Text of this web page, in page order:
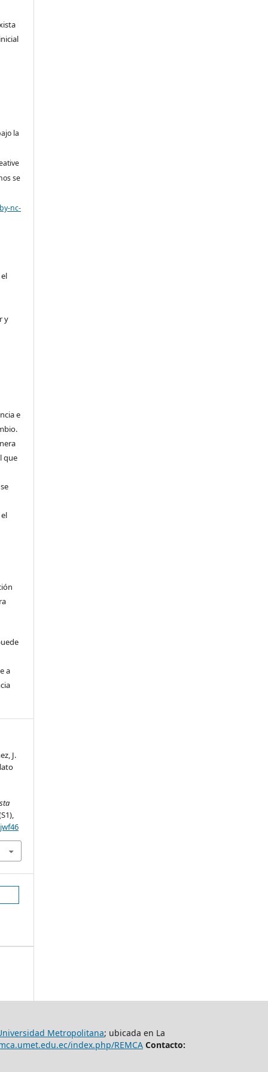
la
se
nc-
y
e
que
a
J.
Metropolitana; ubicada en La
index.php/REMCA Contacto: